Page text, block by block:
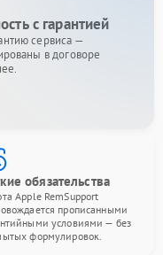
с гарантией
сервиса —
в договоре
обязательства
Apple RemSupport
прописанными
условиями — без
формулировок.